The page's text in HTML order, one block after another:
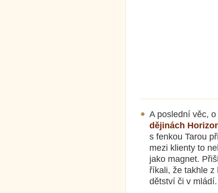
A poslední věc,
dějinách
s fenkou Tarou
mezi klienty to
jako magnet.
říkali, že takhle z
dětství či v mládí.